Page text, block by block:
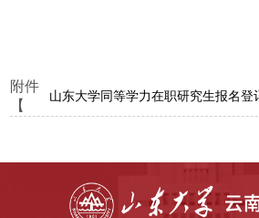
附件
【
山东大学同等学力在职研究生报名登